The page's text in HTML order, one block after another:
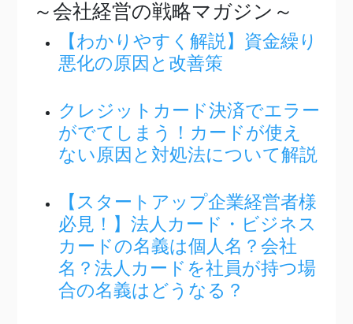
～会社経営の戦略マガジン～
【わかりやすく解説】資金繰り
悪化の原因と改善策
クレジットカード決済でエラー
がでてしまう！カードが使え
ない原因と対処法について解説
【スタートアップ企業経営者様
必見！】法人カード・ビジネス
カードの名義は個人名？会社
名？法人カードを社員が持つ場
合の名義はどうなる？